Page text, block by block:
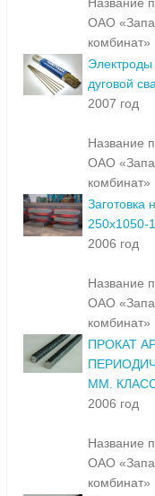
Название
ОАО
комбинат»
дуговой
2007 год
Название
ОАО
комбинат»
Заготовка
250х1050-
2006 год
Название
ОАО
комбинат»
ПРОКАТ
ММ.
2006 год
Название
ОАО
комбинат»